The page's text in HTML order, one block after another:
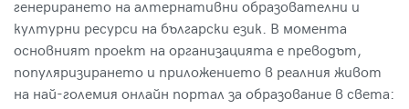
генерирането на алтернативни образователни и
културни ресурси на български език. В момента
основният проект на организацията е преводът,
популяризирането и приложението в реалния живот
на най-големия онлайн портал за образование в света: